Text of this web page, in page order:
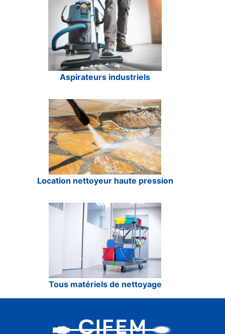
Aspirateurs industriels
Location nettoyeur haute pression
Tous matériels de nettoyage